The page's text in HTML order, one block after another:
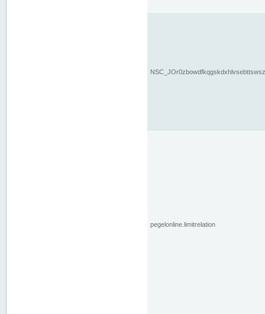
pegelonline.limitrelation